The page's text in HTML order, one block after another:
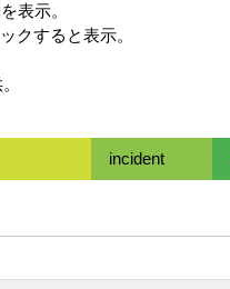
表示。
クすると表示。
incident